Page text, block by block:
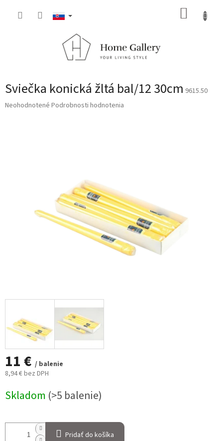
Sviečka konická žltá bal/12 30cm 9615.50
Priemerné
Neohodnotené Podrobnosti hodnotenia
11 € / balenie
8,94 € bez DPH
cena:
Skladom (>5 balenie)
Pridať do košíka